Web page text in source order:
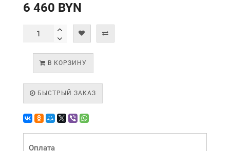
6 460 BYN
В КОРЗИНУ
БЫСТРЫЙ ЗАКАЗ
Оплата